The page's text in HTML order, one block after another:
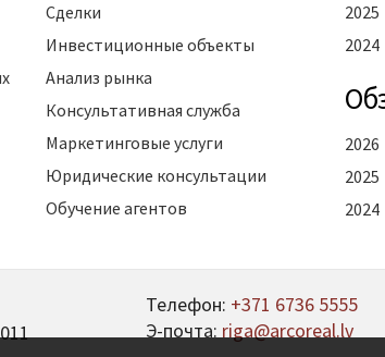
Сделки
Инвестиционные объекты
Анализ рынка
Консультативная служба
Маркетинговые услуги
Юридические консультации
Обучение агентов
2025
2024
2026
2025
2024
Телефон: +371 6736 5555
Э-почта: riga@arcoreal.lv